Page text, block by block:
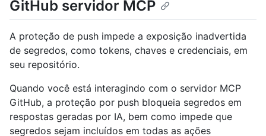
GitHub servidor MCP
A proteção de push impede a exposição inadvertida
de segredos, como tokens, chaves e credenciais, em
seu repositório.
Quando você está interagindo com o servidor MCP
GitHub, a proteção por push bloqueia segredos em
respostas geradas por IA, bem como impede que
segredos sejam incluídos em todas as ações